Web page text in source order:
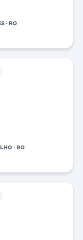
· RO
· RO